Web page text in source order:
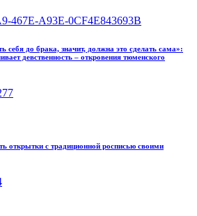
себя до брака, значит, должна это сделать сама»:
девственность – откровения тюменского
открытки с традиционной росписью своими